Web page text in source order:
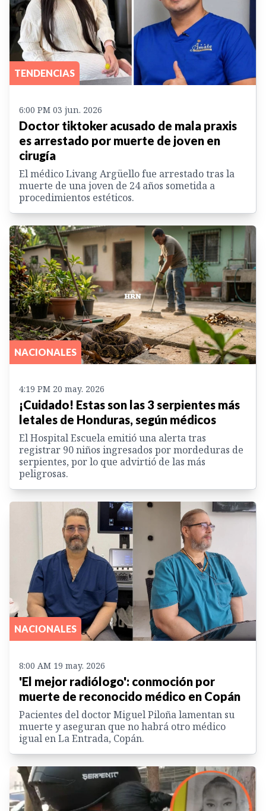
TENDENCIAS
6:00 PM 03 jun. 2026
Doctor tiktoker acusado de mala praxis
es arrestado por muerte de joven en
cirugía
El médico Livang Argüello fue arrestado tras la
muerte de una joven de 24 años sometida a
procedimientos estéticos.
NACIONALES
4:19 PM 20 may. 2026
¡Cuidado! Estas son las 3 serpientes más
letales de Honduras, según médicos
El Hospital Escuela emitió una alerta tras
registrar 90 niños ingresados por mordeduras de
serpientes, por lo que advirtió de las más
peligrosas.
NACIONALES
8:00 AM 19 may. 2026
'El mejor radiólogo': conmoción por
muerte de reconocido médico en Copán
Pacientes del doctor Miguel Piloña lamentan su
muerte y aseguran que no habrá otro médico
igual en La Entrada, Copán.